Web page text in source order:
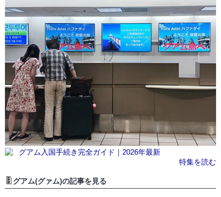
グアム入国手続き完全ガイド｜2026年最新
特集を読む
グアム(グァム)の記事を見る